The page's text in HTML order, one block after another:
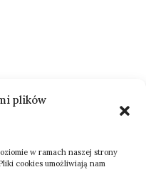
plików
w ramach naszej strony
cookies umożliwiają nam